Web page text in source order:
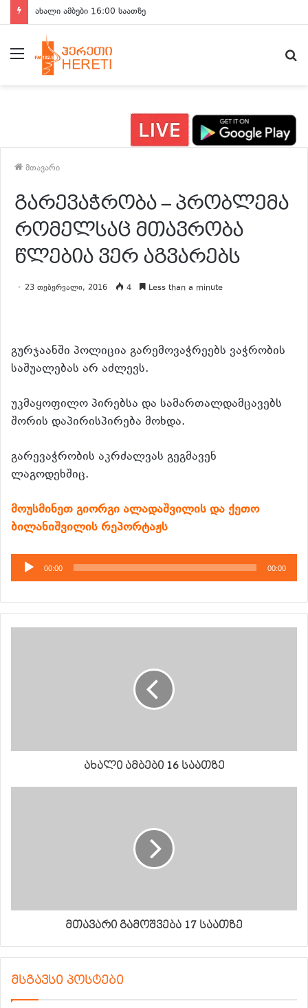
ახალი ამბები 16:00 საათზე
მენიუ
მთავარი
გარევაჭრობა – პრობლემა
რომელსაც მთავრობა
წლებია ვერ აგვარებს
23 თებერვალი, 2016 4 Less than a minute
გურჯაანში პოლიცია გარემოვაჭრეებს ვაჭრობის
საშუალებას არ აძლევს.
უკმაყოფილო პირებსა და სამართალდამცავებს
შორის დაპირისპირება მოხდა.
გარევაჭრობის აკრძალვას გეგმავენ
ლაგოდეხშიც.
მოუსმინეთ გიორგი ალადაშვილის და ქეთო
ბილანიშვილის რეპორტაჟს
აუდიო
დამკვრელი
00:00 00:00
ახალი ამბები 16 საათზე
მთავარი გამოშვება 17 საათზე
მსგავსი პოსტები